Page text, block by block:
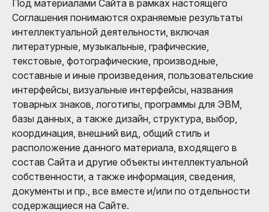
Под материалами Сайта в рамках настоящего
Соглашения понимаются охраняемые результаты
интеллектуальной деятельности, включая
литературные, музыкальные, графические,
текстовые, фотографические, производные,
составные и иные произведения, пользовательские
интерфейсы, визуальные интерфейсы, названия
товарных знаков, логотипы, программы для ЭВМ,
базы данных, а также дизайн, структура, выбор,
координация, внешний вид, общий стиль и
расположение данного материала, входящего в
состав Сайта и другие объекты интеллектуальной
собственности, а также информация, сведения,
документы и пр., все вместе и/или по отдельности
содержащиеся на Сайте.